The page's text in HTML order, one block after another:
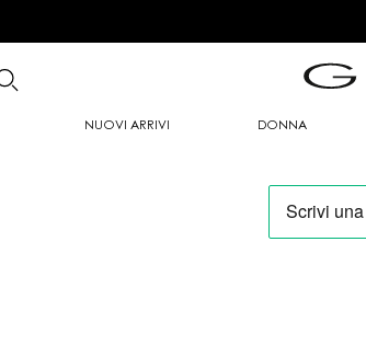
NUOVI ARRIVI DONNA